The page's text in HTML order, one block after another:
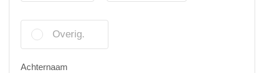
Overig.
Achternaam